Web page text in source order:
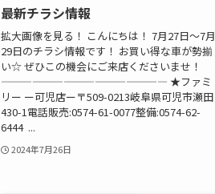
最新チラシ情報
拡大画像を見る！ こんにちは！ 7月27日〜7月
29日のチラシ情報です！ お買い得な車が勢揃
い☆ ぜひこの機会にご来店くださいませ！
———————————————— ★ファミ
リー ー可児店ー〒509-0213岐阜県可児市瀬田
430-1電話販売:0574-61-0077整備:0574-62-
6444 ...
2024年7月26日